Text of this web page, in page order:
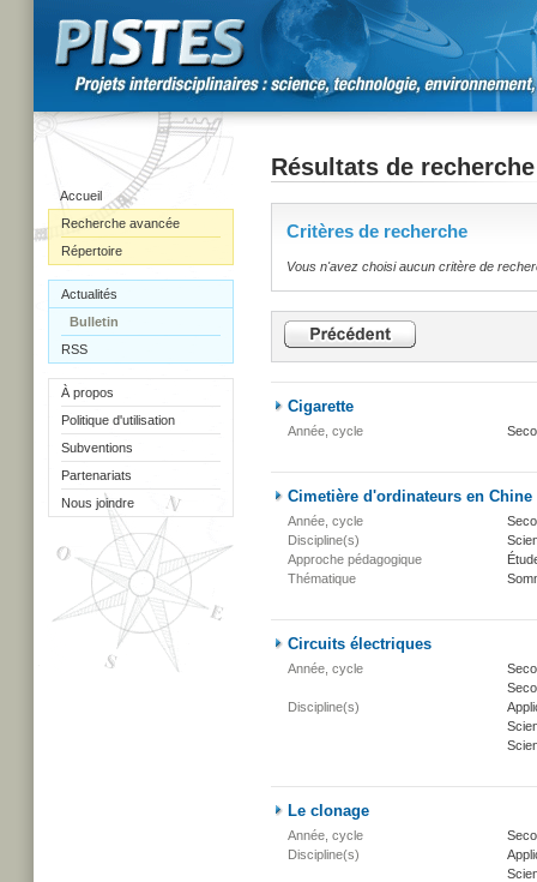
Accueil
Recherche avancée
Répertoire
Actualités
Bulletin
RSS
À propos
Politique d'utilisation
Subventions
Partenariats
Nous joindre
Résultats de recherche
Critères de recherche
Vous n'avez choisi aucun critère de
Cigarette
Année, cycle
Cimetière d'ordinateurs en Chine
Année, cycle
Discipline(s)
Approche pédagogique
Thématique
Circuits électriques
Année, cycle
Discipline(s)
Le clonage
Année, cycle
Discipline(s)